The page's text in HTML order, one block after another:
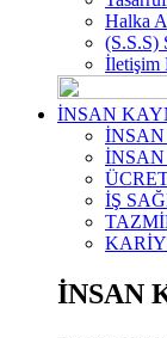
Halka
(S.S.S)
İletişim
İNSAN
İŞ
İNSAN